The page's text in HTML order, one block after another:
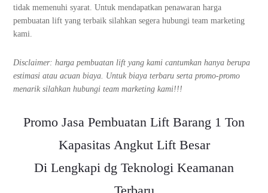
tidak memenuhi syarat. Untuk mendapatkan penawaran harga
pembuatan lift yang terbaik silahkan segera hubungi team marketing
kami.
Disclaimer: harga pembuatan lift yang kami cantumkan hanya berupa
estimasi atau acuan biaya. Untuk biaya terbaru serta promo-promo
menarik silahkan hubungi team marketing kami!!!
Promo Jasa Pembuatan Lift Barang 1 Ton
Kapasitas Angkut Lift Besar
Di Lengkapi dg Teknologi Keamanan